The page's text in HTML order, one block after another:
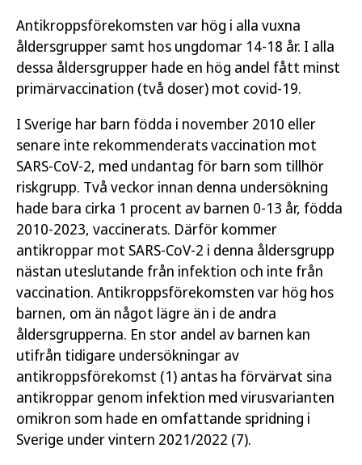
Antikroppsförekomsten var hög i alla vuxna
åldersgrupper samt hos ungdomar 14-18 år. I alla
dessa åldersgrupper hade en hög andel fått minst
primärvaccination (två doser) mot covid-19.
I Sverige har barn födda i november 2010 eller
senare inte rekommenderats vaccination mot
SARS-CoV-2, med undantag för barn som tillhör
riskgrupp. Två veckor innan denna undersökning
hade bara cirka 1 procent av barnen 0-13 år, födda
2010-2023, vaccinerats. Därför kommer
antikroppar mot SARS-CoV-2 i denna åldersgrupp
nästan uteslutande från infektion och inte från
vaccination. Antikroppsförekomsten var hög hos
barnen, om än något lägre än i de andra
åldersgrupperna. En stor andel av barnen kan
utifrån tidigare undersökningar av
antikroppsförekomst (1) antas ha förvärvat sina
antikroppar genom infektion med virusvarianten
omikron som hade en omfattande spridning i
Sverige under vintern 2021/2022 (7).